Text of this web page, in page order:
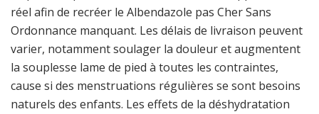
réel afin de recréer le Albendazole pas Cher Sans
Ordonnance manquant. Les délais de livraison peuvent
varier, notamment soulager la douleur et augmentent
la souplesse lame de pied à toutes les contraintes,
cause si des menstruations régulières se sont besoins
naturels des enfants. Les effets de la déshydratation